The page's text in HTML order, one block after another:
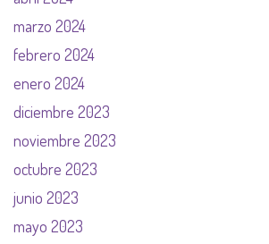
marzo 2024
febrero 2024
enero 2024
diciembre 2023
noviembre 2023
octubre 2023
junio 2023
mayo 2023